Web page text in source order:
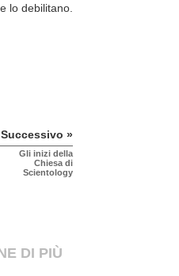
lo debilitano.
Successivo »
Gli inizi della
Chiesa di
Scientology
DI PIÙ